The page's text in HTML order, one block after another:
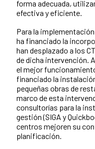
forma adecuada,
efectiva y eficiente.
Para la
ha financiado la
han desplazado a los
de dicha intervención.
el mejor
financiado la
pequeñas obras de
marco de esta
consultorías para la
gestión (SIGA y
centros mejoren su
planificación.